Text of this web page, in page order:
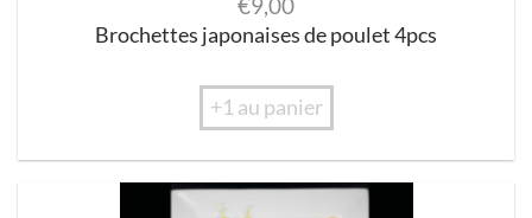
€9,00
Brochettes japonaises de poulet 4pcs
+1 au panier